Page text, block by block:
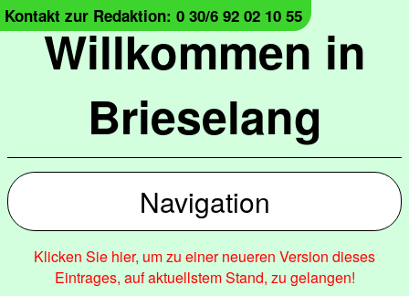
Willkommen in
Brieselang
Kontakt zur Redaktion: 0 30/6 92 02 10 55
Navigation
Klicken Sie hier, um zu einer neueren Version dieses
Eintrages, auf aktuellstem Stand, zu gelangen!